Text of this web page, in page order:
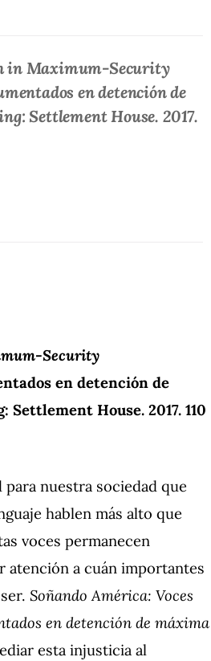
in Maximum-Security
en detención de
g: Settlement House. 2017.
Security
en detención de
Settlement House. 2017. 110
nuestra sociedad que
hablen más alto que
voces permanecen
atención a cuán importantes
Soñando América: Voces
en detención de máxima
esta injusticia al